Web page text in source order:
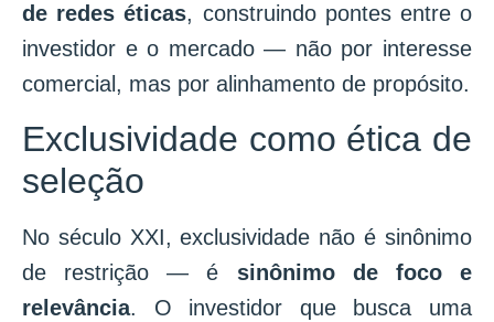
de redes éticas, construindo pontes entre o
investidor e o mercado — não por interesse
comercial, mas por alinhamento de propósito.
Exclusividade como ética de
seleção
No século XXI, exclusividade não é sinônimo
de restrição — é sinônimo de foco e
relevância. O investidor que busca uma